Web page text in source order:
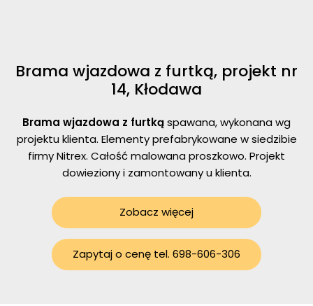
Brama wjazdowa z furtką, projekt nr
14, Kłodawa
Brama wjazdowa z furtkąspawana, wykonana wg
projektu klienta. Elementy prefabrykowane w siedzibie
firmy Nitrex. Całość malowana proszkowo. Projekt
dowieziony i zamontowany u klienta.
Zapytaj o cenę tel. 698-606-306
Zobacz więcej